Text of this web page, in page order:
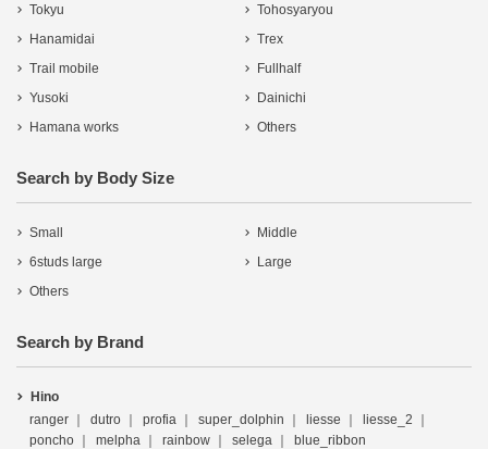
Tokyu
Tohosyaryou
Hanamidai
Trex
Trail mobile
Fullhalf
Yusoki
Dainichi
Hamana works
Others
Search by Body Size
Small
Middle
6studs large
Large
Others
Search by Brand
Hino
ranger
dutro profia super_dolphin liesse
liesse_2
poncho
melpha rainbow selega blue_ribbon